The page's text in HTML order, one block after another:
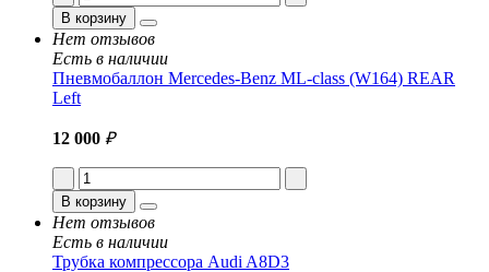
В корзину
Нет отзывов
Есть в наличии
Пневмобаллон Mercedes-Benz ML-class (W164) REAR
Left
12 000 ₽
В корзину
Нет отзывов
Есть в наличии
Трубка компрессора Audi A8D3